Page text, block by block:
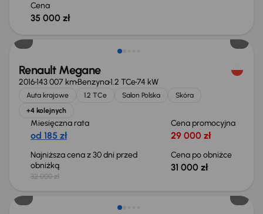
Cena
35 000 zł
Taniej o 1 000 zł
Renault Megane
2016143 007 kmBenzyna1.2 TCe74 kW
Auta krajowe 1.2 TCe Salon Polska
Skóra
+4 kolejnych
Miesięczna rata
od 185 zł
Cena promocyjna
29 000 zł
Najniższa cena z 30 dni przed
obniżką
32 000 zł
Cena po obniżce
31 000 zł